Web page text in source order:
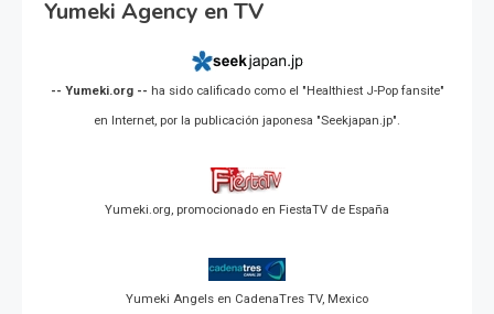
Yumeki Agency en TV
-- Yumeki.org -- ha sido calificado como el "Healthiest J-Pop fansite"
en Internet, por la publicación japonesa "Seekjapan.jp".
Yumeki.org, promocionado en FiestaTV de España
Yumeki Angels en CadenaTres TV, Mexico